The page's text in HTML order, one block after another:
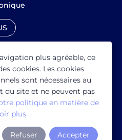
plus agréable, ce
cookies. Les cookies
sont nécessaires au
du site et ne peuvent pas
politique en matière de
plus
Refuser Accepter